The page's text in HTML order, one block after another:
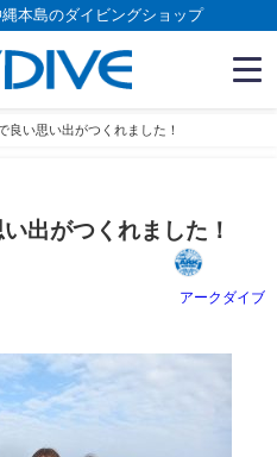
本島のダイビングショップ
良い思い出がつくれました！
出がつくれました！
アークダイブ